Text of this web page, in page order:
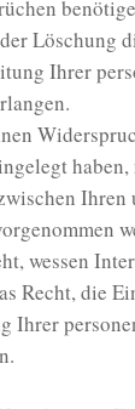
Löschung
Ihrer
haben,
Ihren
wessen
Recht, die
Ihrer